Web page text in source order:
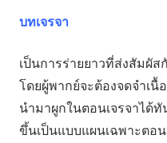
บทเจรจา
เป็นการร่ายยาวที่ส่งสัมผั
โดยผู้พากย์จะต้องจดจำเนื้
นำมาผูกในตอนเจรจาได้
ขึ้นเป็นแบบแผนเฉพาะตอน